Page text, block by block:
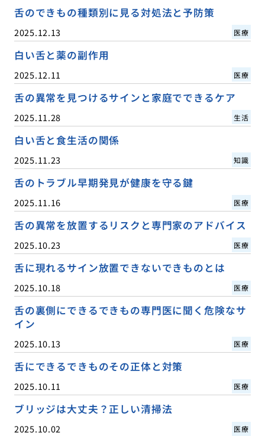
舌のできもの種類別に見る対処法と予防策
2025.12.13 医療
白い舌と薬の副作用
2025.12.11 医療
舌の異常を見つけるサインと家庭でできるケア
2025.11.28 生活
白い舌と食生活の関係
2025.11.23 知識
舌のトラブル早期発見が健康を守る鍵
2025.11.16 医療
舌の異常を放置するリスクと専門家のアドバイス
2025.10.23 医療
舌に現れるサイン放置できないできものとは
2025.10.18 医療
舌の裏側にできるできもの専門医に聞く危険なサ
イン
2025.10.13 医療
舌にできるできものその正体と対策
2025.10.11 医療
ブリッジは大丈夫？正しい清掃法
2025.10.02 医療